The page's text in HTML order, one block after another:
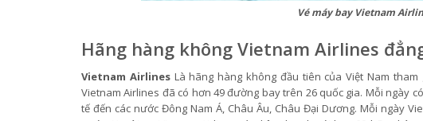
Vé máy bay Vietnam
Hãng hàng không Vietnam Airlines
Vietnam AirlinesLà hãng hàng không đầu tiên của Việt Nam
Vietnam Airlines đã có hơn 49 đường bay trên 26 quốc gia. Mỗi ngày
tế đến các nước Đông Nam Á, Châu Âu, Châu Đại Dương. Mỗi ngày